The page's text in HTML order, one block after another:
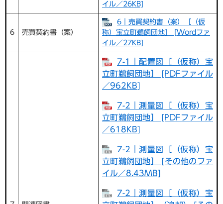
イル／26KB]
6 売買契約書（案）
6｜売買契約書（案）［（仮
称）宝立町鵜飼団地］ [Wordファ
イル／27KB]
7-1｜配置図［（仮称）宝
立町鵜飼団地］ [PDFファイル
／962KB]
7-2｜測量図［（仮称）宝
立町鵜飼団地］ [PDFファイル
／618KB]
7-2｜測量図［（仮称）宝
立町鵜飼団地］ [その他のファ
イル／8.43MB]
7-2｜測量図［（仮称）宝